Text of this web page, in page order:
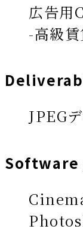
広告用
-高級
JPEG
Software